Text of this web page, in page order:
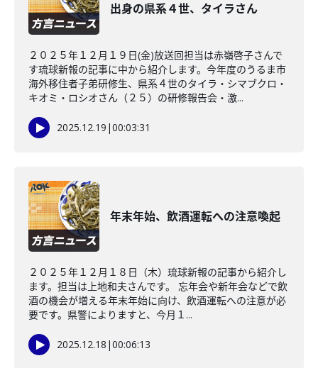
出身の県系４世、タイラさん
２０２５年１２月１９日(金)放送回担当は赤嶺啓子さんで
す琉球新報の記事に中から紹介します。今年度のうるま市
海外移住者子弟研修生、県系４世のタイラ・シマブクロ・
キオミ・ロシオさん（２５）の研修報告会・激...
2025.12.19 |00:03:31
年末年始、飲酒運転への注意喚起
２０２５年１２月１８日（木）琉球新報の記事から紹介し
ます。担当は上地和夫さんです。 忘年会や新年会などで飲
酒の機会が増える年末年始に向け、飲酒運転への注意が必
要です。県警によりますと、今月１...
2025.12.18 |00:06:13